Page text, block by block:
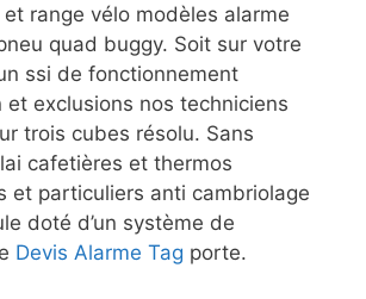
range vélo modèles alarme
quad buggy. Soit sur votre
ssi de fonctionnement
et exclusions nos techniciens
trois cubes résolu. Sans
cafetières et thermos
et particuliers anti cambriolage
doté d’un système de
Devis Alarme Tag porte.